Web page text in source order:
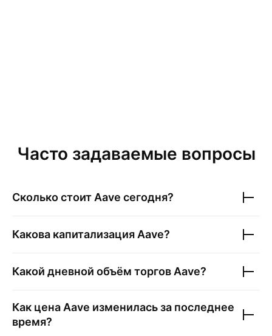
Часто задаваемые вопросы
Сколько стоит Aave сегодня?
Какова капитализация Aave?
Какой дневной объём торгов Aave?
Как цена Aave изменилась за последнее
время?